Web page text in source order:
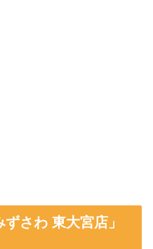
さわ 東大宮店」